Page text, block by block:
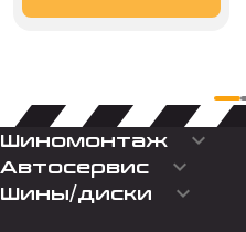
Шиномонтаж keyboard_arrow_down
Автосервис keyboard_arrow_down
Шины/диски keyboard_arrow_down